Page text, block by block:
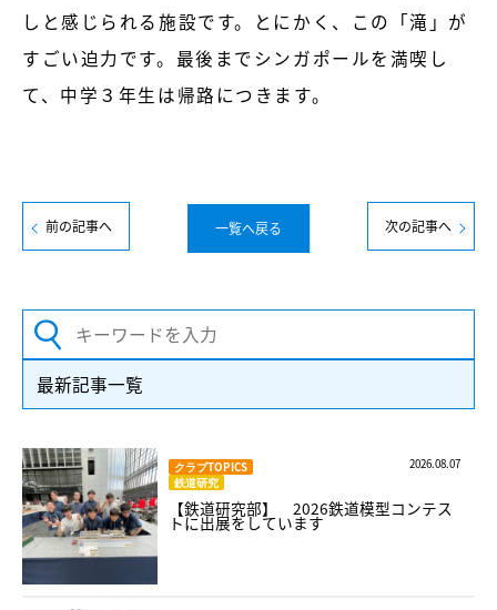
しと感じられる施設です。とにかく、この「滝」が
すごい迫力です。最後までシンガポールを満喫し
て、中学３年生は帰路につきます。
前の記事へ 一覧へ戻る 次の記事へ
最新記事一覧
クラブTOPICS
鉄道研究
2026.08.07
【鉄道研究部】 2026鉄道模型コンテス
トに出展をしています